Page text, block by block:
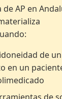
AP en
de un
en un